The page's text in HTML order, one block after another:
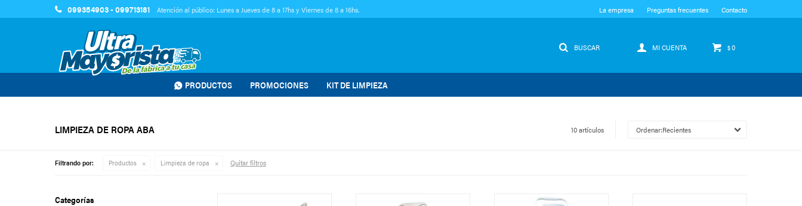
PRODUCTOS PROMOCIONES KIT DE LIMPIEZA
$0
099354903 - 099713181 Atención al público: Lunes a Jueves de 8 a 17hs y Viernes de 8 a 16hs. La empresa Preguntas frecuentes Contacto
LIMPIEZA DE ROPA ABA 10 artículos Recientes
Filtrando por: Productos Limpieza de ropa Quitar filtros
Categorías